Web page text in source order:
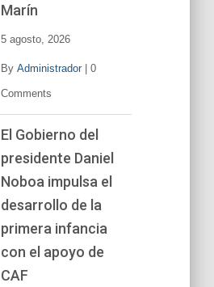
Marín
5 agosto, 2026
By Administrador| 0
Comments
El Gobierno del
presidente Daniel
Noboa impulsa el
desarrollo de la
primera infancia
con el apoyo de
CAF